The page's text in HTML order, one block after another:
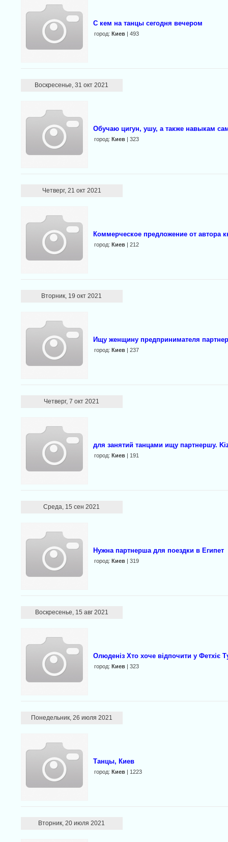
С кем на танцы сегодня вечером
город: Киев| 493
Воскресенье, 31 окт 2021
Обучаю цигун, ушу, а также навыкам
город: Киев| 323
Четверг, 21 окт 2021
Коммерческое предложение от автора
город: Киев| 212
Вторник, 19 окт 2021
Ищу женщину предпринимателя
город: Киев| 237
Четверг, 7 окт 2021
для занятий танцами ищу партнершу.
город: Киев| 191
Среда, 15 сен 2021
Нужна партнерша для поездки в Египет
город: Киев| 319
Воскресенье, 15 авг 2021
Олюденіз Хто хоче відпочити у Фетхіє
город: Киев| 323
Понедельник, 26 июля 2021
Танцы, Киев
город: Киев| 1223
Вторник, 20 июля 2021